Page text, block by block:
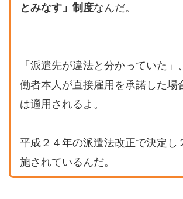
とみなす」制度なんだ。
「派遣先が違法と分かっていた」
働者本人が直接雇用を承諾した場
は適用されるよ。
平成２４年の派遣法改正で決定し
施されているんだ。